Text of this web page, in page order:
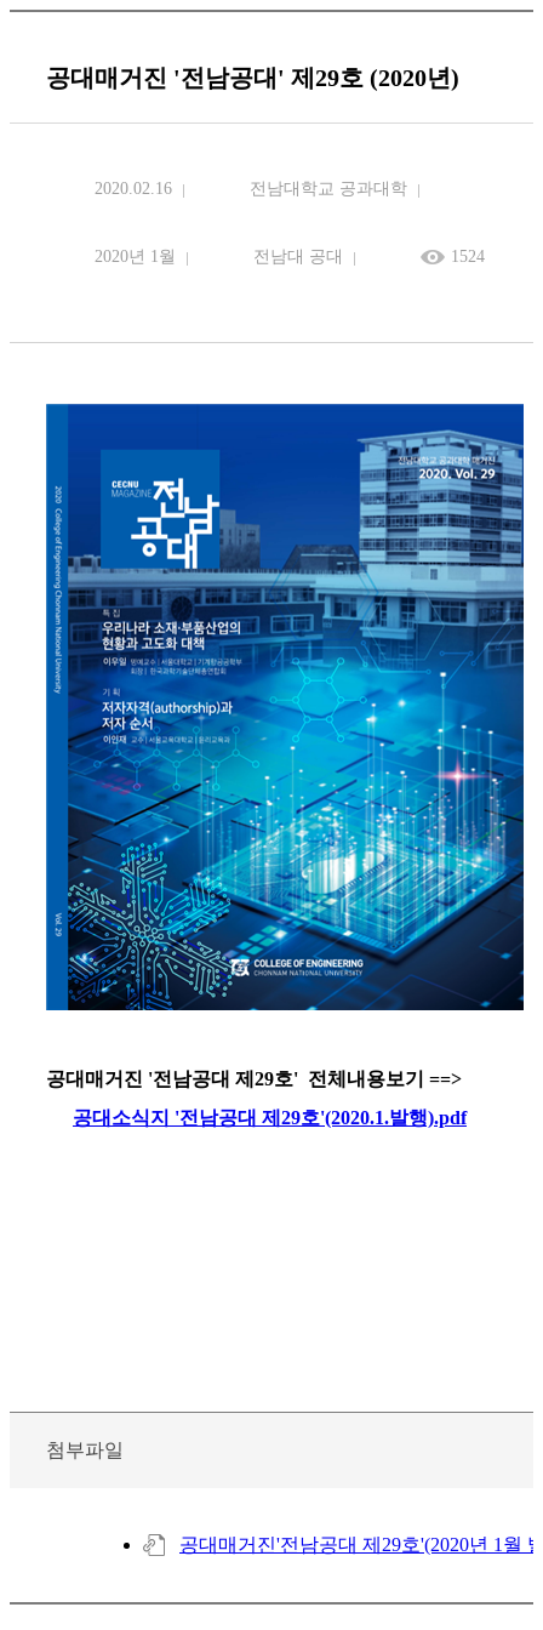
공대매거진 '전남공대' 제29호 (2020년)
2020.02.16 전남대학교 공과대학
2020년 1월 전남대 공대 1524
공대매거진 '전남공대 제29호' 전체내용보기 ==>
공대소식지 '전남공대 제29호'(2020.1.발행).pdf
첨부파일
공대매거진'전남공대 제29호'(2020년 1월